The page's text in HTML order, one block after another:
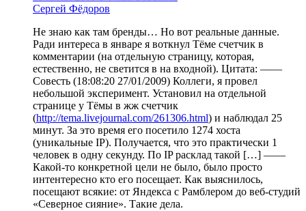
Сергей Фёдоров
Не знаю как там бренды… Но вот реальные данные.
Ради интереса в январе я воткнул Тёме счетчик в
комментарии (на отдельную страницу, которая,
естественно, не светится в на входной). Цитата: ——
Совесть (18:08:20 27/01/2009) Коллеги, я провел
небольшой эксперимент. Установил на отдельной
странице у Тёмы в жж счетчик
(http://tema.livejournal.com/261306.html) и наблюдал 25
минут. За это время его посетило 1274 хоста
(уникальные IP). Получается, что это практически 1
человек в одну секунду. По IP расклад такой […] ——
Какой-то конкретной цели не было, было просто
интентересно кто его посещает. Как выяснилось,
посещают всякие: от Яндекса с Рамблером до веб-студий
«Северное сияние». Такие дела.